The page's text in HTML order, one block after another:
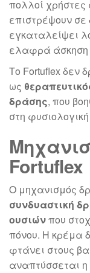
πολλοί
επιστρέψουν σε
εγκαταλείψει
ελαφρά άσκηση
Το Fortuflex δεν
ως
δράσης, που
στη
Fortuflex
Ο μηχανισμός
συνδυαστική
ουσιώνπου
πόνου. Η κρέμα
φτάνει στους
αναπτύσσεται